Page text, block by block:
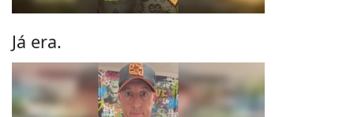
Já era.